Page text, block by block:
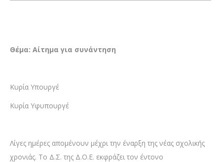
Θέμα: Αίτημα για συνάντηση
Κυρία Υπουργέ
Κυρία Υφυπουργέ
Λίγες ημέρες απομένουν μέχρι την έναρξη της νέας σχολικής
χρονιάς. Το Δ.Σ. της Δ.Ο.Ε. εκφράζει τον έντονο